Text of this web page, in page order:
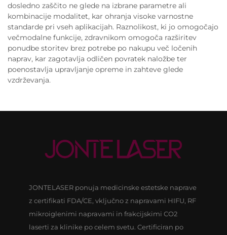
dosledno zaščito ne glede na izbrane parametre ali
kombinacije modalitet, kar ohranja visoke varnostne
standarde pri vseh aplikacijah. Raznolikost, ki jo omogočajo
večmodalne funkcije, zdravnikom omogoča razširitev
ponudbe storitev brez potrebe po nakupu več ločenih
naprav, kar zagotavlja odličen povratek naložbe ter
poenostavlja upravljanje opreme in zahteve glede
vzdrževanja.
JONTELASER ponuja medicinske estetske naprave
z certifikati FDA/CE, vključno z napravami HIFU, RF
mikroiglenimi napravami in frakcijskimi CO2
laserti za klinike po celem svetu. Certificiran po